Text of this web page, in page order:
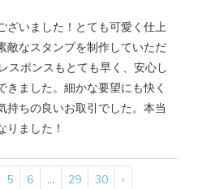
ざいました！とても可愛く仕上
敵なスタンプを制作していただ
スポンスもとても早く、安心し
ました。細かな要望にも快く
持ちの良いお取引でした。本当
りました！
5 6 ... 29 30 ›